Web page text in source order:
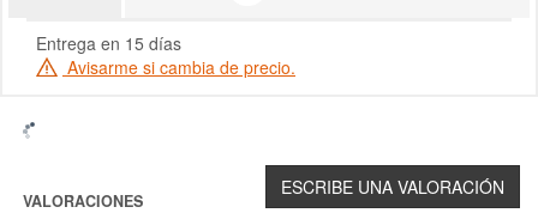
Entrega en 15 días
Avisarme si cambia de precio.
VALORACIONES